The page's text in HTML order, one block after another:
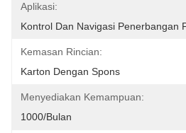
Aplikasi:
Kontrol Dan Navigasi Penerbangan
Kemasan Rincian:
Karton Dengan Spons
Menyediakan Kemampuan:
1000/bulan